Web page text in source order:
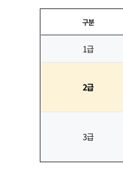
구분
1급
2급
3급